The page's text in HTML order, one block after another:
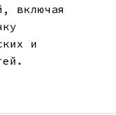
включая
и